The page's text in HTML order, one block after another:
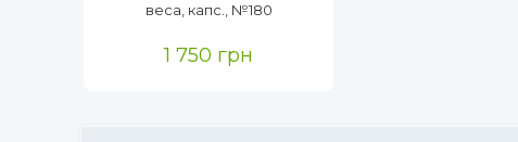
веса, капс., №180
1 750 грн